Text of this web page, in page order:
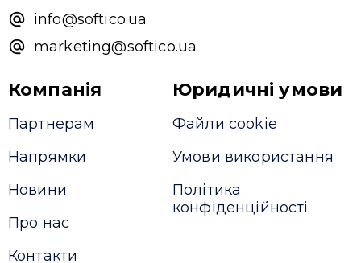
info@softico.ua
marketing@softico.ua
Компанія
Партнерам
Напрямки
Новини
Про нас
Контакти
Юридичні умови
Файли cookie
Умови використання
Політика
конфіденційності